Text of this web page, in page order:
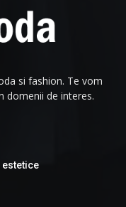
si fashion. Te vom
domenii de interes.